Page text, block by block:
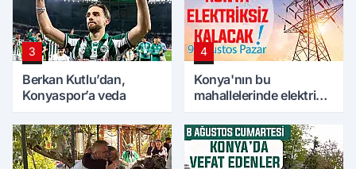
3
Berkan Kutlu’dan,
Konyaspor’a veda
4
Konya'nın bu
mahallelerinde elektrik
Pazar